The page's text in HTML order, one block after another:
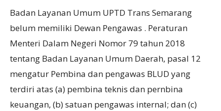
Badan Layanan Umum UPTD Trans Semarang
belum memiliki Dewan Pengawas . Peraturan
Menteri Dalam Negeri Nomor 79 tahun 2018
tentang Badan Layanan Umum Daerah, pasal 12
mengatur Pembina dan pengawas BLUD yang
terdiri atas (a) pembina teknis dan pernbina
keuangan, (b) satuan pengawas internal; dan (c)